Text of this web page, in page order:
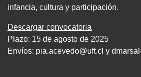
infancia, cultura y participación.
Descargar convocatoria
Plazo: 15 de agosto de 2025
Envíos: pia.acevedo@uft.cl y